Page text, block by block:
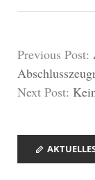
Previous Post:
Next Post: